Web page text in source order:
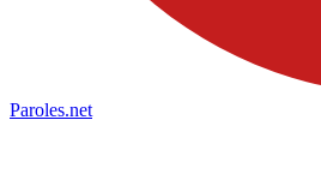
Paroles.net